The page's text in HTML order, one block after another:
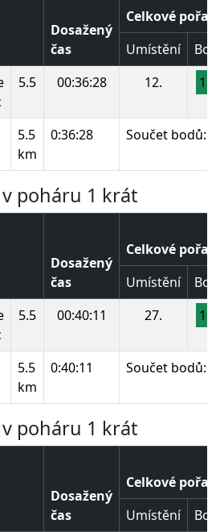
Dosažený
čas
Celkové pořadí
Umístění
5.5 00:36:28 12. 152
5.5
km
0:36:28 Součet bodů:
poháru 1 krát
Dosažený
čas
Celkové pořadí
Umístění
5.5 00:40:11 27. 106
5.5
km
0:40:11 Součet bodů:
poháru 1 krát
Dosažený
čas
Celkové pořadí
Umístění